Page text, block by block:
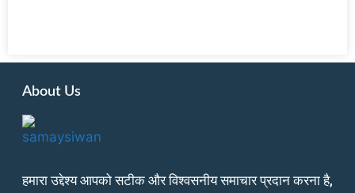
About Us
हमारा उद्देश्य आपको सटीक और विश्वसनीय समाचार प्रदान करना है,